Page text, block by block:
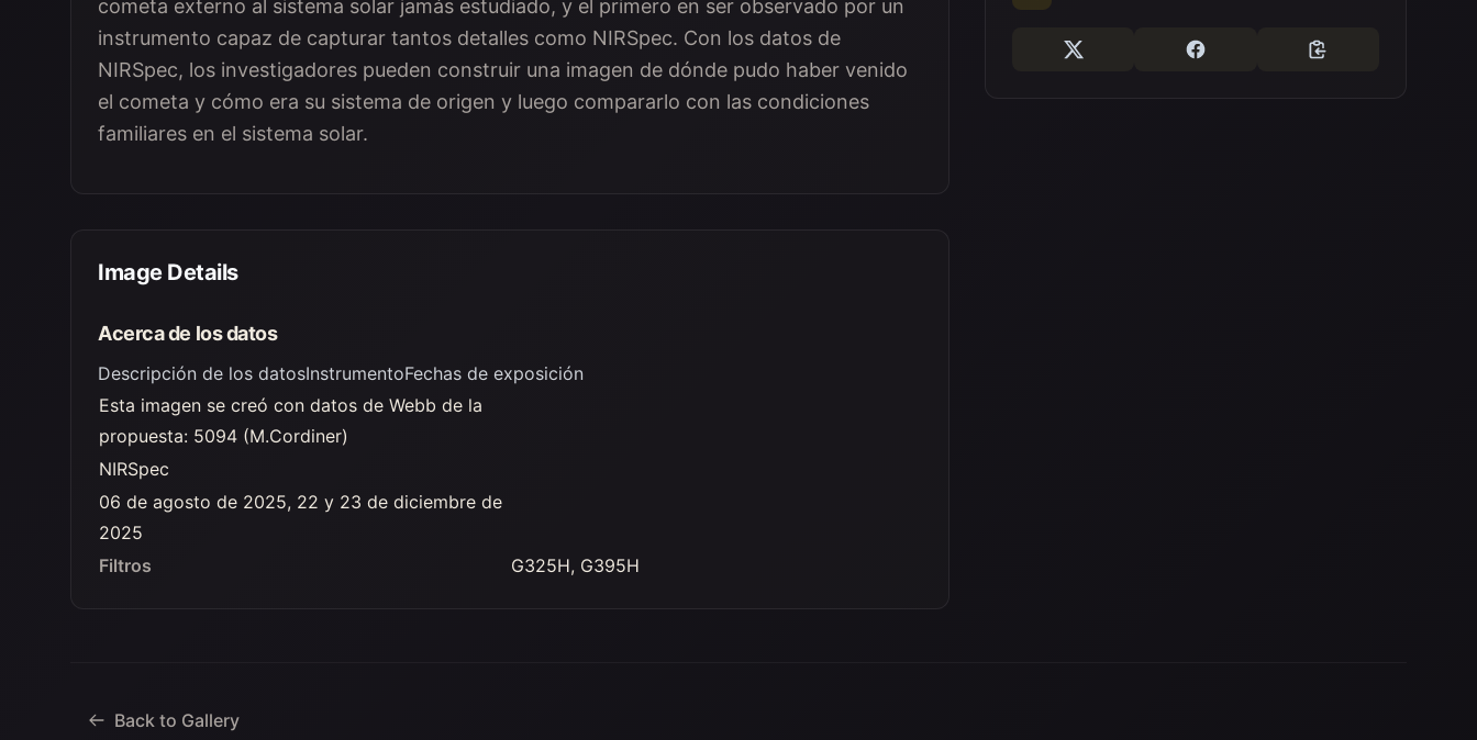
cometa externo al sistema solar jamás estudiado, y el primero en ser observado por un
instrumento capaz de capturar tantos detalles como NIRSpec. Con los datos de
NIRSpec, los investigadores pueden construir una imagen de dónde pudo haber venido
el cometa y cómo era su sistema de origen y luego compararlo con las condiciones
familiares en el sistema solar.
Image Details
Acerca de los datos
Descripción de los datosInstrumentoFechas de exposición
Esta imagen se creó con datos de Webb de la
propuesta: 5094 (M.Cordiner)
NIRSpec
06 de agosto de 2025, 22 y 23 de diciembre de
2025
Filtros
G325H, G395H
Back to Gallery